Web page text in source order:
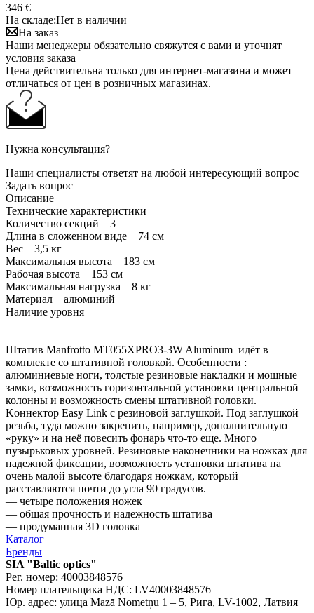
346 €
На складе:Нет в наличии
На заказ
Наши менеджеры обязательно свяжутся с вами и уточнят
условия заказа
Цена действительна только для интернет-магазина и может
отличаться от цен в розничных магазинах.
Нужна консультация?
Наши специалисты ответят на любой интересующий вопрос
Задать вопрос
Описание
Технические характеристики
Количество секций 3
Длина в сложенном виде 74 см
Вес 3,5 кг
Максимальная высота 183 см
Рабочая высота 153 см
Максимальная нагрузка 8 кг
Материал алюминий
Наличие уровня
Штатив Manfrotto MT055XPRO3-3W Aluminum идёт в
комплекте со штативной головкой. Особенности :
aлюминиевые ноги, толстые резиновые накладки и мощные
замки, возможность горизонтальной установки центральной
колонны и возможность смены штативной головки.
Kоннектор Easy Link с резиновой заглушкой. Под заглушкой
резьба, туда можно закрепить, например, дополнительную
«руку» и на неё повесить фонарь что-то еще. Mного
пузырьковых уровней. Резиновые наконечники на ножках для
надежной фиксации, возможность установки штатива на
очень малой высоте благодаря ножкам, который
расставляются почти до угла 90 градусов.
— четыре положения ножек
— общая прочность и надежность штатива
— продуманная 3D головка
Каталог
Бренды
SIA "Baltic optics"
Рег. номер: 40003848576
Номер плательщика НДС: LV40003848576
Юр. адрес: улица Mazā Nometņu 1 – 5, Рига, LV-1002, Латвия